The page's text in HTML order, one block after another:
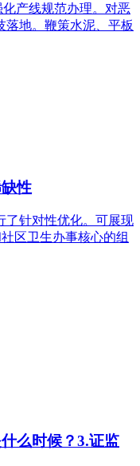
产线规范办理。对恶
落地。鞭策水泥、平板
性
了针对性优化。可展现
区卫生办事核心的组
么时候？3.证监